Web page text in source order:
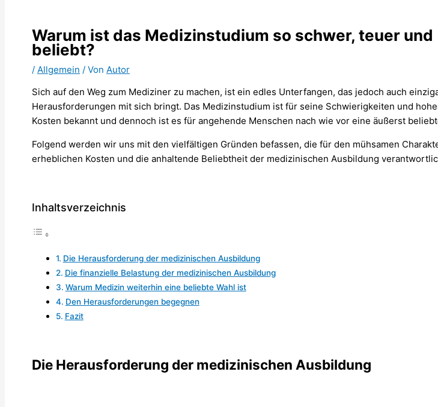
Warum ist das Medizinstudium so schwer, teuer und
beliebt?
/ Allgemein / Von Autor
Sich auf den Weg zum Mediziner zu machen, ist ein edles Unterfangen, das jedoch auch
Herausforderungen mit sich bringt. Das Medizinstudium ist für seine Schwierigkeiten und
Kosten bekannt und dennoch ist es für angehende Menschen nach wie vor eine äußerst
Folgend werden wir uns mit den vielfältigen Gründen befassen, die für den mühsamen
erheblichen Kosten und die anhaltende Beliebtheit der medizinischen Ausbildung
Inhaltsverzeichnis
Die Herausforderung der medizinischen Ausbildung
Die finanzielle Belastung der medizinischen Ausbildung
Warum Medizin weiterhin eine beliebte Wahl ist
Den Herausforderungen begegnen
Fazit
Die Herausforderung der medizinischen Ausbildung